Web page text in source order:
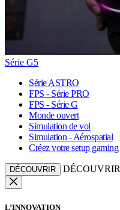
Série G5
Série ASTRO
FPS - Série PRO
FPS - Série G
Monde ouvert
Simulation de vol
Simulation - Aérospatial
Créez votre setup gaming
DÉCOUVRIR DÉCOUVRIR
L’INNOVATION